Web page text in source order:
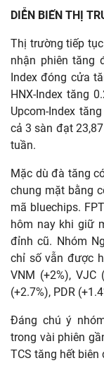
DIỄN BIẾN THỊ
Thị trường tiếp
nhận phiên tăng
Index đóng cửa
HNX-Index tăng
Upcom-Index
cả 3 sàn đạt
tuần.
Mặc dù đà tăng
chung mặt bằng
mã bluechips.
hôm nay khi giữ
đỉnh cũ. Nhóm
chỉ số vẫn được
VNM (+2%), VJC
(+2.7%), PDR
Đáng chú ý
trong vài phiên
TCS tăng hết biên